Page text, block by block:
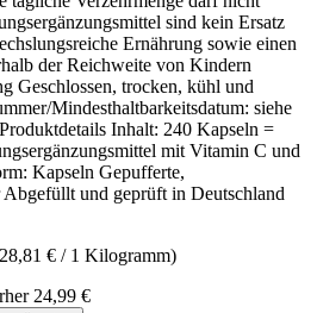
sind kein Ersatz
Ernährung sowie einen
der Reichweite von Kindern
Geschlossen, trocken, kühl und
Mindesthaltbarkeitsdatum: siehe
Inhalt: 240 Kapseln =
mit Vitamin C und
Kapseln Gepufferte,
und geprüft in Deutschland
€ / 1 Kilogramm)
24,99 €